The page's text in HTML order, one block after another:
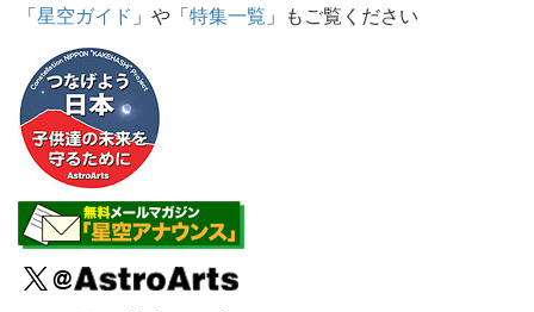
「星空ガイド 」や「特集一覧 」もご覧ください